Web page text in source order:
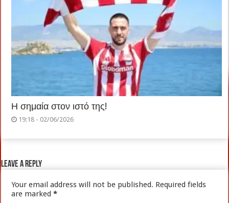
Η σημαία στον ιστό της!
19:18 - 02/06/2026
Leave a Reply
Your email address will not be published. Required fields
are marked*